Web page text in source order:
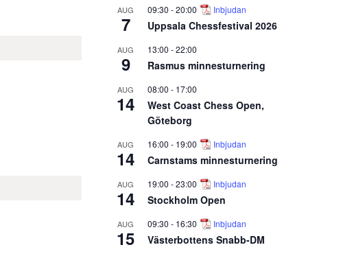
AUG
7
09:30 -20:00 Inbjudan
Uppsala Chessfestival 2026
AUG
9
13:00 -22:00
Rasmus minnesturnering
AUG
14
08:00 - 17:00
West Coast Chess Open,
Göteborg
AUG
14
16:00 - 19:00 Inbjudan
Carnstams minnesturnering
AUG
14
19:00 -23:00 Inbjudan
Stockholm Open
AUG
15
09:30 - 16:30 Inbjudan
Västerbottens Snabb-DM